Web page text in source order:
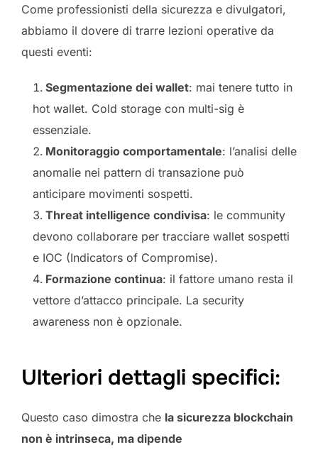
Come professionisti della sicurezza e divulgatori,
abbiamo il dovere di trarre lezioni operative da
questi eventi:
Segmentazione dei wallet: mai tenere tutto in
hot wallet. Cold storage con multi-sig è
essenziale.
Monitoraggio comportamentale: l’analisi delle
anomalie nei pattern di transazione può
anticipare movimenti sospetti.
Threat intelligence condivisa: le community
devono collaborare per tracciare wallet sospetti
e IOC (Indicators of Compromise).
Formazione continua: il fattore umano resta il
vettore d’attacco principale. La security
awareness non è opzionale.
Ulteriori dettagli specifici:
Questo caso dimostra che la sicurezza blockchain
non è intrinseca, ma dipende